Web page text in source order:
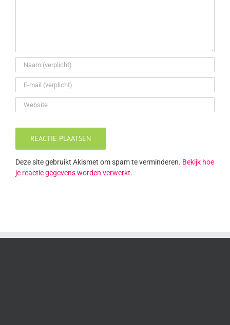
Deze site gebruikt Akismet om spam te verminderen. Bekijk hoe
je reactie gegevens worden verwerkt.